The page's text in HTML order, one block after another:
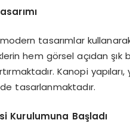
tasarımlar
hem görsel açıdan şık
Kanopi
tasarlanmaktadır.
Kurulumuna Başladı